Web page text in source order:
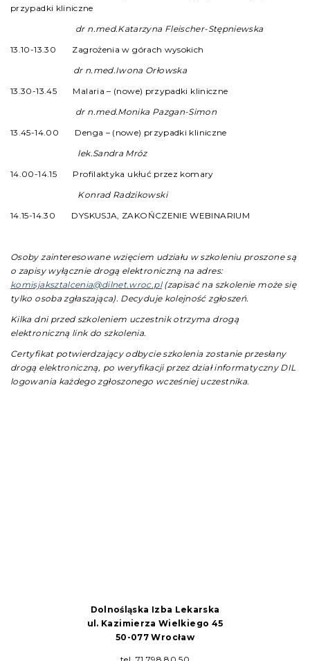
przypadki kliniczne
dr n.med.Katarzyna Fleischer-Stępniewska
13.10-13.30 Zagrożenia w górach wysokich
dr n.med.Iwona Orłowska
13.30-13.45 Malaria – (nowe) przypadki kliniczne
dr n.med.Monika Pazgan-Simon
13.45-14.00 Denga – (nowe) przypadki kliniczne
lek.Sandra Mróz
14.00-14.15 Profilaktyka ukłuć przez komary
Konrad Radzikowski
14.15-14.30 DYSKUSJA, ZAKOŃCZENIE WEBINARIUM
Osoby zainteresowane wzięciem udziału w szkoleniu proszone są
o zapisy wyłącznie drogą elektroniczną na adres:
komisjaksztalcenia@dilnet.wroc.pl(zapisać na szkolenie może się
tylko osoba zgłaszająca). Decyduje kolejność zgłoszeń.
Kilka dni przed szkoleniem uczestnik otrzyma drogą
elektroniczną link do szkolenia.
Certyfikat potwierdzający odbycie szkolenia zostanie przesłany
drogą elektroniczną, po weryfikacji przez dział informatyczny DIL
logowania każdego zgłoszonego wcześniej uczestnika.
Dolnośląska Izba Lekarska
ul. Kazimierza Wielkiego 45
50-077 Wrocław